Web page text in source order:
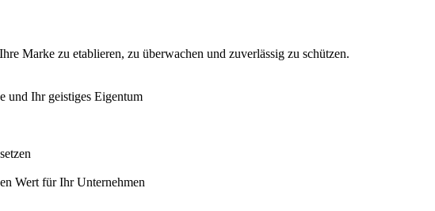
Marke zu etablieren, zu überwachen und zuverlässig zu schützen.
und Ihr geistiges Eigentum
Wert für Ihr Unternehmen